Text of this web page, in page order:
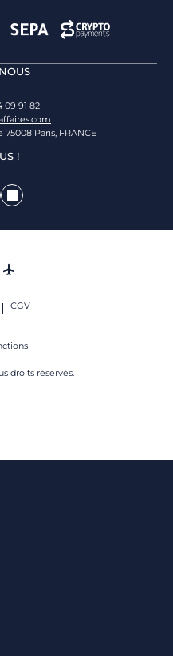
09 91 82
Paris, FRANCE
!
CGV
droits réservés.